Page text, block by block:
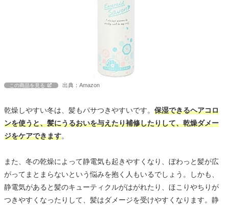
この商品を見る 出典：Amazon
乾燥しやすい冬は、髪もパサつきやすいです。 保湿できるヘアコロ
ンを使うと、髪にうるおいを与えたり補修したりして、乾燥ダメー
ジをケアできます。
また、冬の乾燥によって静電気も起きやすくなり、ぼわっと髪が広
がってまとまらないという悩みを抱く人もいるでしょう。しかも、
静電気があると髪のキューティクルがはがれたり、ほこりやちりが
つきやすくなったりして、髪はダメージを受けやすくなります。静